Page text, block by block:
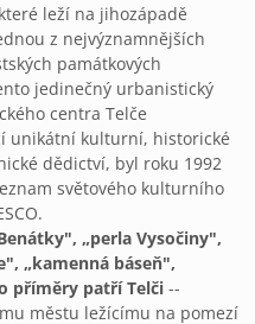
leží na jihozápadě
z nejvýznamnějších
památkových
jedinečný urbanistický
centra Telče
unikátní kulturní, historické
dědictví, byl roku 1992
světového kulturního
„perla Vysočiny",
„kamenná báseň",
příměry patří Telči --
městu ležícímu na pomezí